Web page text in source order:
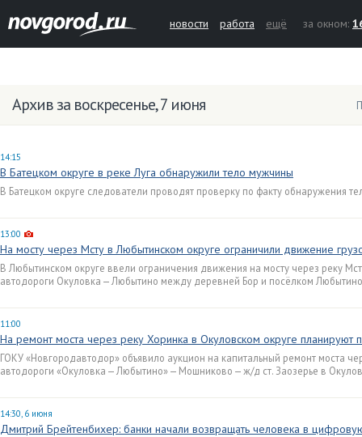
новости работа ещё за окном:
Архив за воскресенье, 7 июня
14:15
В Батецком округе в реке Луга обнаружили тело мужчины
В Батецком округе следователи проводят проверку по факту обнаружения
13:00
На мосту через Мсту в Любытинском округе ограничили движение
В Любытинском округе ввели ограничения движения на мосту через реку
автодороги Окуловка — Любытино между деревней Бор и посёлком
11:00
На ремонт моста через реку Хоринка в Окуловском округе планируют
ГОКУ «Новгородавтодор» объявило аукцион на капитальный ремонт моста
автодороги «Окуловка — Любытино» — Мошниково — ж/д ст. Заозерье в
14:30, 6 июня
Дмитрий Брейтенбихер: банки начали возвращать человека в